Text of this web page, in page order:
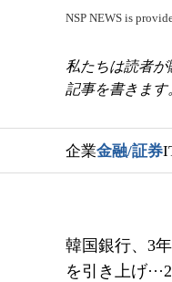
NSP NEWS is
私たちは読者が
記事を書きます
企業金融/証券
韓国銀行、3
を引き上げ